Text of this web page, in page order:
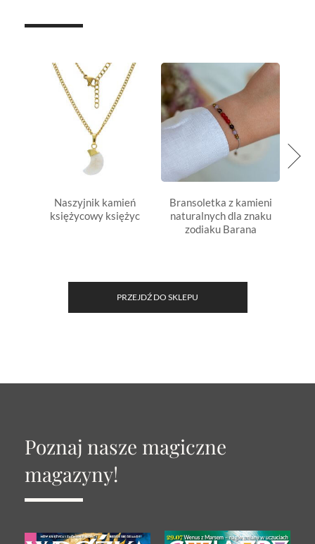
Naszyjnik kamień
księżycowy księżyc
Bransoletka z kamieni
naturalnych dla znaku
zodiaku Barana
PRZEJDŹ DO SKLEPU
Poznaj nasze magiczne
magazyny!